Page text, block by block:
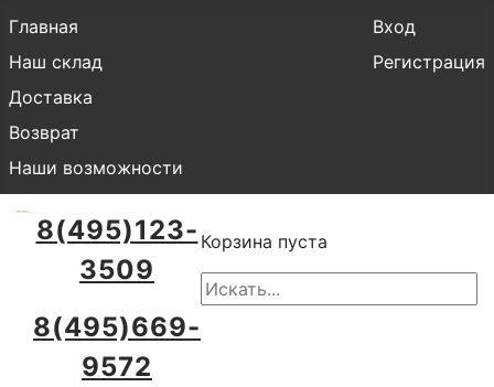
Главная
Наш склад
Доставка
Возврат
Наши возможности
Вход
Регистрация
8(495)123-
3509
8(495)669-
9572
Корзина пуста